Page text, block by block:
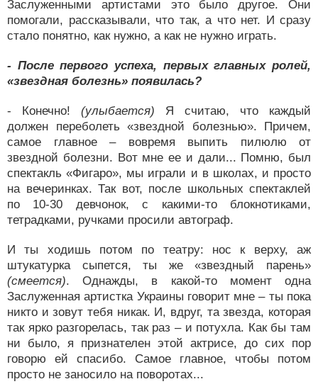
Заслуженными артистами это было другое. Они
помогали, рассказывали, что так, а что нет. И сразу
стало понятно, как нужно, а как не нужно играть.
- После первого успеха, первых главных ролей,
«звездная болезнь» появилась?
- Конечно! (улыбается) Я считаю, что каждый
должен переболеть «звездной болезнью». Причем,
самое главное – вовремя выпить пилюлю от
звездной болезни. Вот мне ее и дали... Помню, был
спектакль «Фигаро», мы играли и в школах, и просто
на вечеринках. Так вот, после школьных спектаклей
по 10-30 девчонок, с какими-то блокнотиками,
тетрадками, ручками просили автограф.
И ты ходишь потом по театру: нос к верху, аж
штукатурка сыпется, ты же «звездный парень»
(смеется). Однажды, в какой-то момент одна
Заслуженная артистка Украины говорит мне – ты пока
никто и зовут тебя никак. И, вдруг, та звезда, которая
так ярко разгорелась, так раз – и потухла. Как бы там
ни было, я признателен этой актрисе, до сих пор
говорю ей спасибо. Самое главное, чтобы потом
просто не заносило на поворотах...